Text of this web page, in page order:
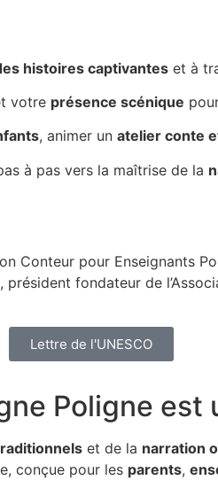
histoires captivantes et à
votre présence scénique
, animer un atelier conte
à pas vers la maîtrise de la
fondateur de
Lettre de l'UNESCO
Poligne est
et de la narration
conçue pour les parents,